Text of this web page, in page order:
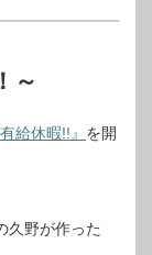
～
給休暇!!』 を開
久野が作った